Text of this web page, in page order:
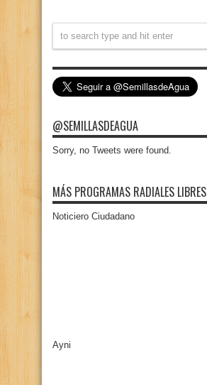
@SEMILLASDEAGUA
Sorry, no Tweets were found.
MÁS PROGRAMAS RADIALES LIBRES
Noticiero Ciudadano
Ayni